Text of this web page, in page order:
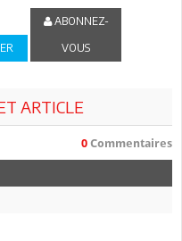
ABONNEZ-
VOUS
ARTICLE
0 Commentaires